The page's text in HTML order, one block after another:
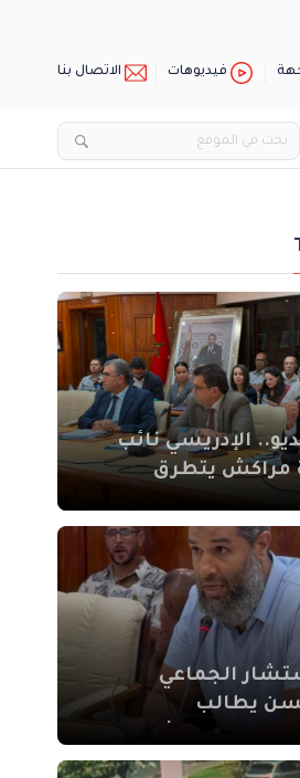
فيديوهات الاتصال بنا
الإدريسي نائب
مراكش يتطرق
في نقل
الطرقية إلى
الجماعي
يطالب
شارع علال